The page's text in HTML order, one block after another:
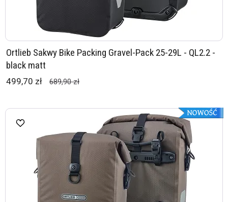
Ortlieb Sakwy Bike Packing Gravel-Pack 25-29L - QL2.2 -
black matt
499,70 zł 689,90 zł